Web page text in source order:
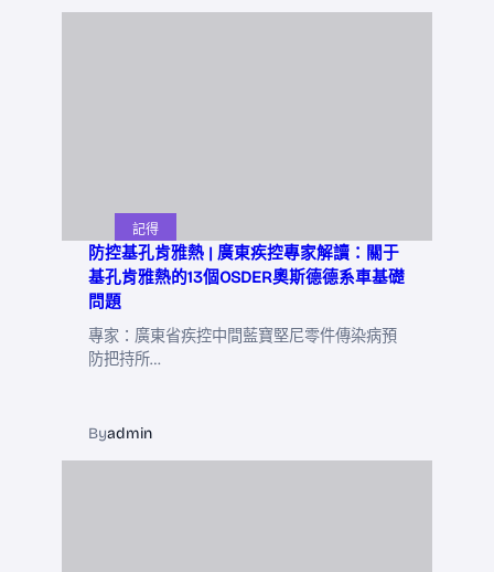
記得
防控基孔肯雅熱 | 廣東疾控專家解讀：關于
基孔肯雅熱的13個OSDER奧斯德德系車基礎
問題
專家：廣東省疾控中間藍寶堅尼零件傳染病預
防把持所…
Byadmin